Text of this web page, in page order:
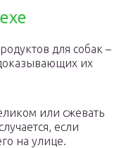
для собак –
их
или сжевать
если
на улице.